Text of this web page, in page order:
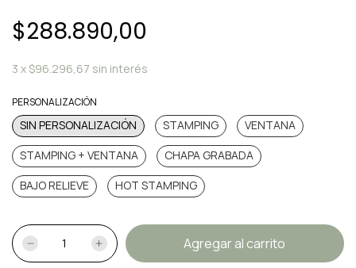
$288.890,00
3 x$96.296,67 sin interés
PERSONALIZACIÓN
SIN PERSONALIZACIÓN STAMPING
VENTANA
STAMPING + VENTANA
CHAPA GRABADA
BAJO RELIEVE
HOT STAMPING